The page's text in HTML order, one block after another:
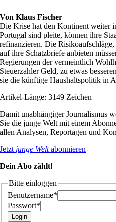
Von Klaus Fischer
Die Krise hat den Kontinent weiter
Portugal sind pleite, können ihre
refinanzieren. Die
auf ihre Schatzbriefe anbieten
Regierungen der vermeintlich
Steuerzahler Geld, zu etwas
sie die künftige Haushaltspolitik in
Artikel-Länge: 3149 Zeichen
Damit unabhängiger Journalismus
Sie die junge Welt mit einem
allen Analysen, Reportagen und
Jetzt junge Weltabonnieren
Dein Abo zählt!
Bitte einloggen
Benutzername*
Passwort*